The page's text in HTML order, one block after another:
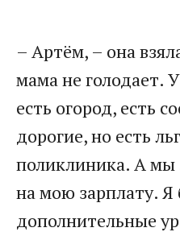
– Артём, – она
мама не голодает.
есть огород, есть
дорогие, но есть
поликлиника. А мы
на мою зарплату. Я
дополнительные